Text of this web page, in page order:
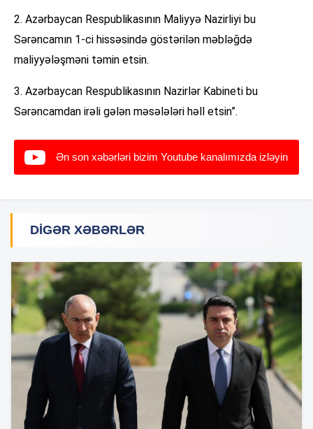
2. Azərbaycan Respublikasının Maliyyə Nazirliyi bu
Sərəncamın 1-ci hissəsində göstərilən məbləğdə
maliyyələşməni təmin etsin.
3. Azərbaycan Respublikasının Nazirlər Kabineti bu
Sərəncamdan irəli gələn məsələləri həll etsin”.
Ən son xəbərləri bizim Youtube kanalımızda izləyin
DIGƏR XƏBƏRLƏR